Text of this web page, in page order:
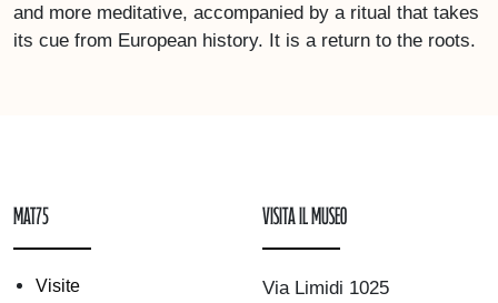
and more meditative, accompanied by a ritual that takes
its cue from European history. It is a return to the roots.
mAT75
Visite
Visita il museo
Via Limidi 1025